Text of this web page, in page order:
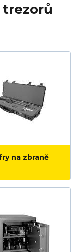
na zbraně